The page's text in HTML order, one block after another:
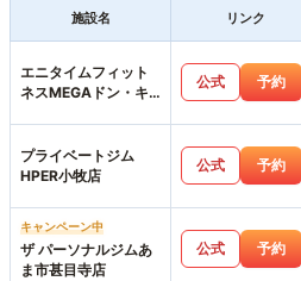
施設名 リンク
エニタイムフィット
ネスMEGAドン・キ
公式 予約
プライベートジム
HPER小牧店
公式 予約
キャンペーン中
ザ パーソナルジムあ
ま市甚目寺店
公式 予約